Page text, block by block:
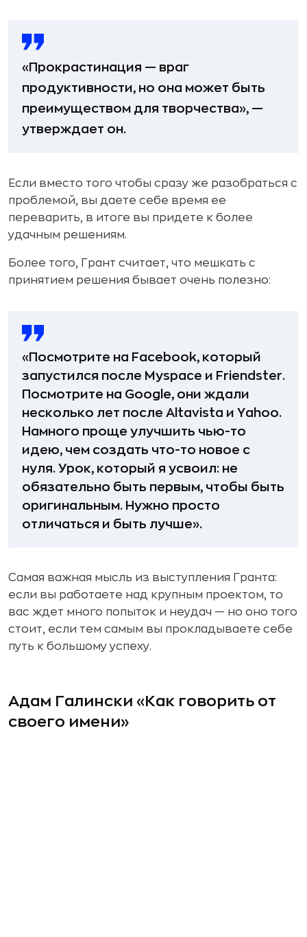
«Прокрастинация — враг
продуктивности, но она может быть
преимуществом для творчества», —
утверждает он.
Если вместо того чтобы сразу же разобраться с
проблемой, вы даете себе время ее
переварить, в итоге вы придете к более
удачным решениям.
Более того, Грант считает, что мешкать с
принятием решения бывает очень полезно:
«Посмотрите на Facebook, который
запустился после Myspace и Friendster.
Посмотрите на Google, они ждали
несколько лет после Altavista и Yahoo.
Намного проще улучшить чью-то
идею, чем создать что-то новое с
нуля. Урок, который я усвоил: не
обязательно быть первым, чтобы быть
оригинальным. Нужно просто
отличаться и быть лучше».
Самая важная мысль из выступления Гранта:
если вы работаете над крупным проектом, то
вас ждет много попыток и неудач — но оно того
стоит, если тем самым вы прокладываете себе
путь к большому успеху.
Адам Галински «Как говорить от
своего имени»